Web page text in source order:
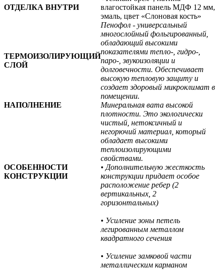
ОТДЕЛКА ВНУТРИ
влагостойкая панель МДФ 12 мм,
эмаль, цвет «Слоновая кость»
ТЕРМОИЗОЛИРУЮЩИЙ
СЛОЙ
Пенофол - универсальный
многослойный фольгированный,
обладающий высокими
показателями тепло-, гидро-,
паро-, звукоизоляции и
долговечности. Обеспечивает
высокую тепловую защиту и
создает здоровый микроклимат в
помещении.
НАПОЛНЕНИЕ
Минеральная вата высокой
плотности. Это экологически
чистый, нетоксичный и
негорючий материал, который
обладает высокими
теплоизолирующими
свойствами.
ОСОБЕННОСТИ
КОНСТРУКЦИИ
• Дополнительную жесткость
конструкции придает особое
расположение ребер (2
вертикальных, 2
горизонтальных)
• Усиление зоны петель
легированным металлом
квадратного сечения
• Усиление замковой части
металлическим карманом